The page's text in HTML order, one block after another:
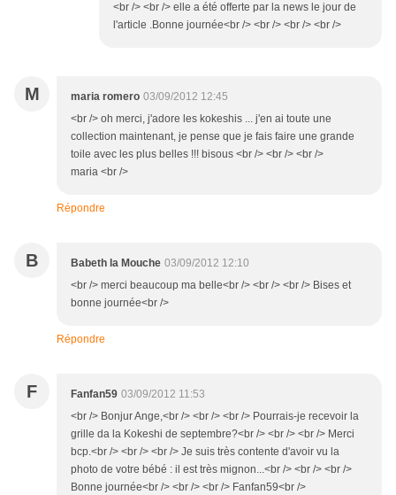
<br /> <br /> elle a été offerte par la news le jour de
l'article .Bonne journée<br /> <br /> <br /> <br />
M maria romero 03/09/2012 12:45
<br /> oh merci, j'adore les kokeshis ... j'en ai toute une
collection maintenant, je pense que je fais faire une grande
toile avec les plus belles !!! bisous <br /> <br /> <br />
maria <br />
Répondre
B Babeth la Mouche 03/09/2012 12:10
<br /> merci beaucoup ma belle<br /> <br /> <br /> Bises et
bonne journée<br />
Répondre
F Fanfan59 03/09/2012 11:53
<br /> Bonjur Ange,<br /> <br /> <br /> Pourrais-je recevoir la
grille da la Kokeshi de septembre?<br /> <br /> <br /> Merci
bcp.<br /> <br /> <br /> Je suis très contente d'avoir vu la
photo de votre bébé : il est très mignon...<br /> <br /> <br />
Bonne journée<br /> <br /> <br /> Fanfan59<br />